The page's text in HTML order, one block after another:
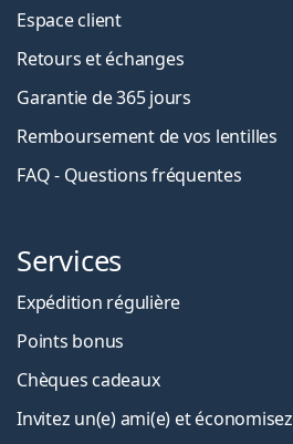
Espace client
Retours et échanges
Garantie de 365 jours
Remboursement de vos lentilles
FAQ - Questions fréquentes
Services
Expédition régulière
Points bonus
Chèques cadeaux
Invitez un(e) ami(e) et économisez